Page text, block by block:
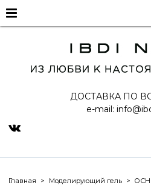
ДОСТАВКА ПО
e-mail:
Главная Моделирующий гель